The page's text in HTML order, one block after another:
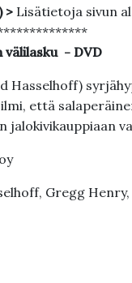
> Lisätietoja sivun
välilasku - DVD
Hasselhoff)
ilmi, että
jalokivikauppiaan
Gregg